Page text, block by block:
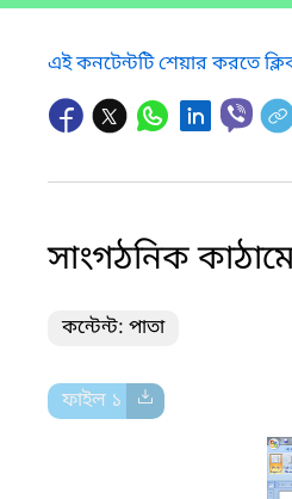
এই কনটেন্টটি শেয়ার করতে
সাংগঠনিক
কন্টেন্ট: পাতা
ফাইল ১